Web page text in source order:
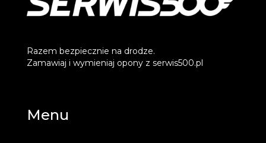
Razem bezpiecznie na drodze.
Zamawiaj i wymieniaj opony z serwis500.pl
Menu